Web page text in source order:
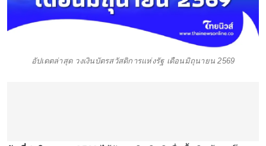
อัปเดตล่าสุด วงเงินบัตรสวัสดิการแห่งรัฐ เดือนมิถุนายน 2569